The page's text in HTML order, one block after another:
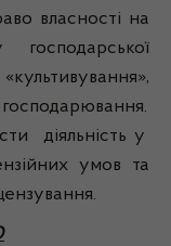
власності на
у
умов та